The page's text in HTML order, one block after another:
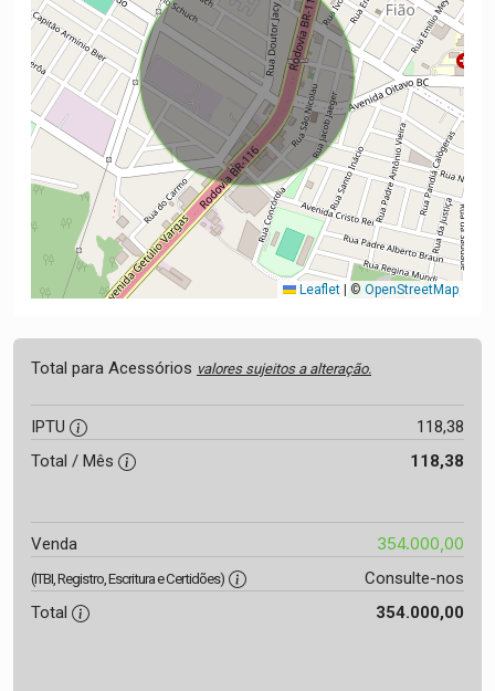
Leaflet © OpenStreetMap
Total para Acessórios valores sujeitos a alteração.
IPTU
118,38
Total / Mês
118,38
Venda 354.000,00
(ITBI, Registro, Escritura e Certidões)
Consulte-nos
Total
354.000,00